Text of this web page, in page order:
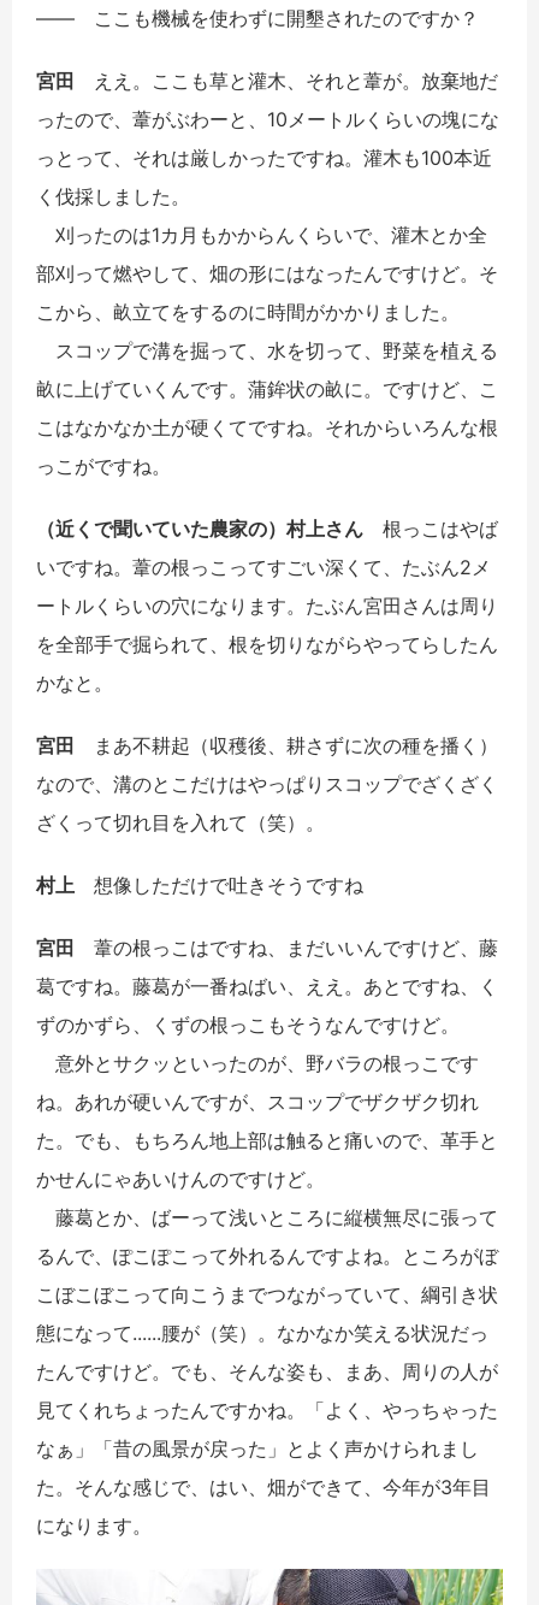
―― ここも機械を使わずに開墾されたのですか？
宮田
ええ。ここも草と灌木、それと葦が。放棄地だ
ったので、葦がぶわーと、10メートルくらいの塊にな
っとって、それは厳しかったですね。灌木も100本近
く伐採しました。
刈ったのは1カ月もかからんくらいで、灌木とか全
部刈って燃やして、畑の形にはなったんですけど。そ
こから、畝立てをするのに時間がかかりました。
スコップで溝を掘って、水を切って、野菜を植える
畝に上げていくんです。蒲鉾状の畝に。ですけど、こ
こはなかなか土が硬くてですね。それからいろんな根
っこがですね。
（近くで聞いていた農家の） 村上さん 根っこはやば
いですね。葦の根っこってすごい深くて、たぶん2メ
ートルくらいの穴になります。たぶん宮田さんは周り
を全部手で掘られて、根を切りながらやってらしたん
かなと。
宮田
まあ不耕起（収穫後、耕さずに次の種を播く）
なので、溝のとこだけはやっぱりスコップでざくざく
ざくって切れ目を入れて（笑）。
村上 想像しただけで吐きそうですね
宮田 葦の根っこはですね、まだいいんですけど、藤
葛ですね。藤葛が一番ねばい、ええ。あとですね、く
ずのかずら、くずの根っこもそうなんですけど。
意外とサクッといったのが、野バラの根っこです
ね。あれが硬いんですが、スコップでザクザク切れ
た。でも、もちろん地上部は触ると痛いので、革手と
かせんにゃあいけんのですけど。
藤葛とか、ばーって浅いところに縦横無尽に張って
るんで、ぽこぽこって外れるんですよね。ところがぼ
こぼこぼこって向こうまでつながっていて、綱引き状
態になって......腰が（笑）。なかなか笑える状況だっ
たんですけど。でも、そんな姿も、まあ、周りの人が
見てくれちょったんですかね。「よく、やっちゃった
なぁ」「昔の風景が戻った」とよく声かけられまし
た。そんな感じで、はい、畑ができて、今年が3年目
になります。